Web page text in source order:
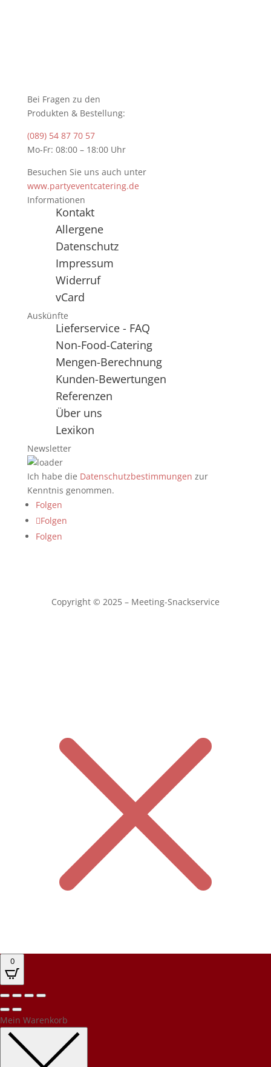
Bei Fragen zu den
Produkten & Bestellung:
(089) 54 87 70 57
Mo-Fr: 08:00 – 18:00 Uhr
Besuchen Sie uns auch unter
www.partyeventcatering.de
Informationen
Kontakt
Allergene
Datenschutz
Impressum
Widerruf
vCard
Auskünfte
Lieferservice - FAQ
Non-Food-Catering
Mengen-Berechnung
Kunden-Bewertungen
Referenzen
Über uns
Lexikon
Newsletter
Ich habe die Datenschutzbestimmungen zur
Kenntnis genommen.
Folgen
Folgen
Folgen
Copyright © 2025 – Meeting-Snackservice
0
Mein Warenkorb
Kundenbewertungen und Erfahrungen zu